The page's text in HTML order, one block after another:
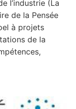
l’industrie (La
de la Pensée
à projets
de la